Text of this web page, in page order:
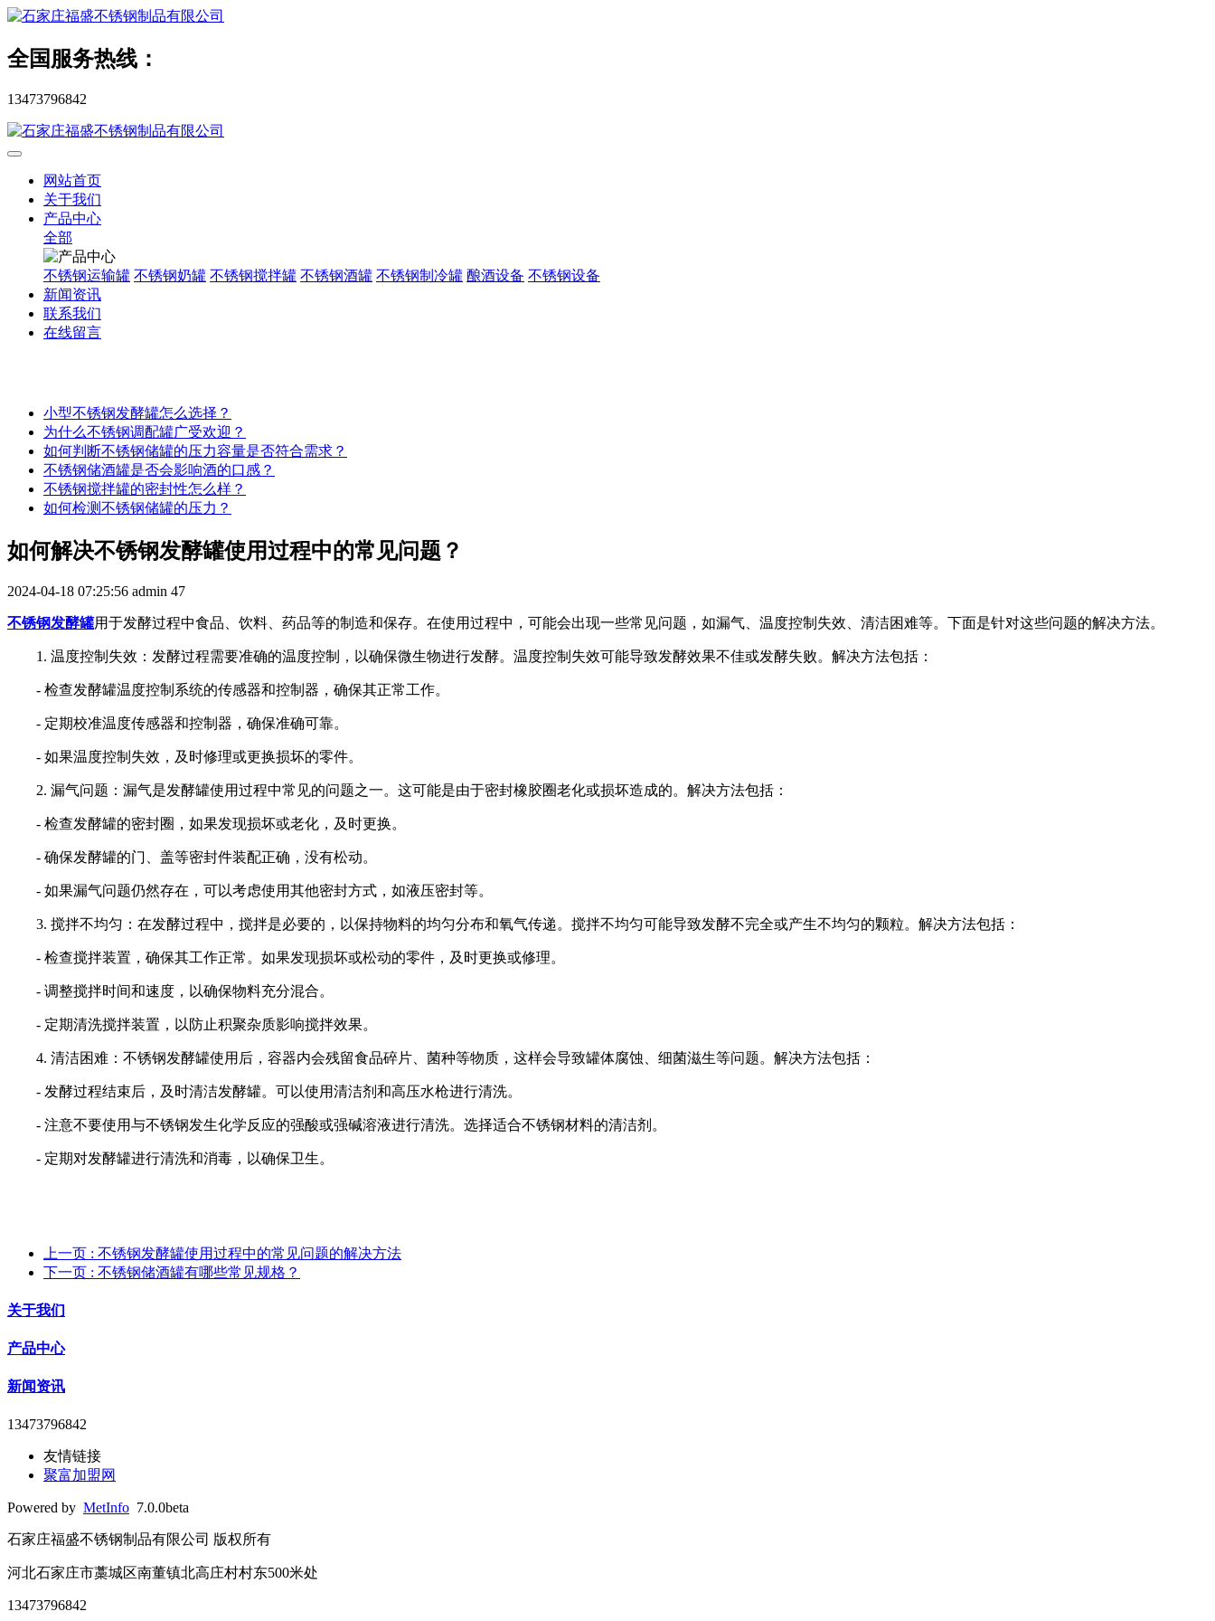
全国服务热线：
13473796842
网站首页
关于我们
产品中心
全部
不锈钢运输罐 不锈钢奶罐 不锈钢搅拌罐 不锈钢酒罐 不锈钢制冷罐 酿酒设备 不锈钢设备
新闻资讯
联系我们
在线留言
小型不锈钢发酵罐怎么选择？
为什么不锈钢调配罐广受欢迎？
如何判断不锈钢储罐的压力容量是否符合需求？
不锈钢储酒罐是否会影响酒的口感？
不锈钢搅拌罐的密封性怎么样？
如何检测不锈钢储罐的压力？
如何解决不锈钢发酵罐使用过程中的常见问题？
2024-04-18 07:25:56 admin 47
不锈钢发酵罐用于发酵过程中食品、饮料、药品等的制造和保存。在使用过程中，可能会出现一些常见问题，如漏气、温度控制失效、清洁困难等。下面是针对这些问题的解决方法。
1. 温度控制失效：发酵过程需要准确的温度控制，以确保微生物进行发酵。温度控制失效可能导致发酵效果不佳或发酵失败。解决方法包括：
- 检查发酵罐温度控制系统的传感器和控制器，确保其正常工作。
- 定期校准温度传感器和控制器，确保准确可靠。
- 如果温度控制失效，及时修理或更换损坏的零件。
2. 漏气问题：漏气是发酵罐使用过程中常见的问题之一。这可能是由于密封橡胶圈老化或损坏造成的。解决方法包括：
- 检查发酵罐的密封圈，如果发现损坏或老化，及时更换。
- 确保发酵罐的门、盖等密封件装配正确，没有松动。
- 如果漏气问题仍然存在，可以考虑使用其他密封方式，如液压密封等。
3. 搅拌不均匀：在发酵过程中，搅拌是必要的，以保持物料的均匀分布和氧气传递。搅拌不均匀可能导致发酵不完全或产生不均匀的颗粒。解决方法包括：
- 检查搅拌装置，确保其工作正常。如果发现损坏或松动的零件，及时更换或修理。
- 调整搅拌时间和速度，以确保物料充分混合。
- 定期清洗搅拌装置，以防止积聚杂质影响搅拌效果。
4. 清洁困难：不锈钢发酵罐使用后，容器内会残留食品碎片、菌种等物质，这样会导致罐体腐蚀、细菌滋生等问题。解决方法包括：
- 发酵过程结束后，及时清洁发酵罐。可以使用清洁剂和高压水枪进行清洗。
- 注意不要使用与不锈钢发生化学反应的强酸或强碱溶液进行清洗。选择适合不锈钢材料的清洁剂。
- 定期对发酵罐进行清洗和消毒，以确保卫生。
上一页 : 不锈钢发酵罐使用过程中的常见问题的解决方法
下一页 : 不锈钢储酒罐有哪些常见规格？
关于我们
产品中心
新闻资讯
13473796842
友情链接
聚富加盟网
Powered by MetInfo 7.0.0beta
石家庄福盛不锈钢制品有限公司 版权所有
河北石家庄市藁城区南董镇北高庄村村东500米处
13473796842